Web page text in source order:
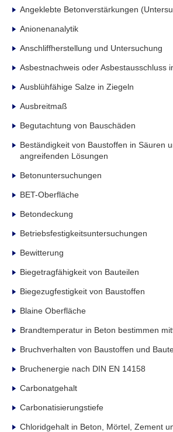
Angeklebte Betonverstärkungen
Anionenanalytik
Anschliffherstellung und Untersuchung
Asbestnachweis oder Asbestausschluss
Ausblühfähige Salze in Ziegeln
Ausbreitmaß
Begutachtung von Bauschäden
Beständigkeit von Baustoffen in Säuren
angreifenden Lösungen
Betonuntersuchungen
BET-Oberfläche
Betondeckung
Betriebsfestigkeitsuntersuchungen
Bewitterung
Biegetragfähigkeit von Bauteilen
Biegezugfestigkeit von Baustoffen
Blaine Oberfläche
Brandtemperatur in Beton bestimmen
Bruchverhalten von Baustoffen und
Bruchenergie nach DIN EN 14158
Carbonatgehalt
Carbonatisierungstiefe
Chloridgehalt in Beton, Mörtel, Zement